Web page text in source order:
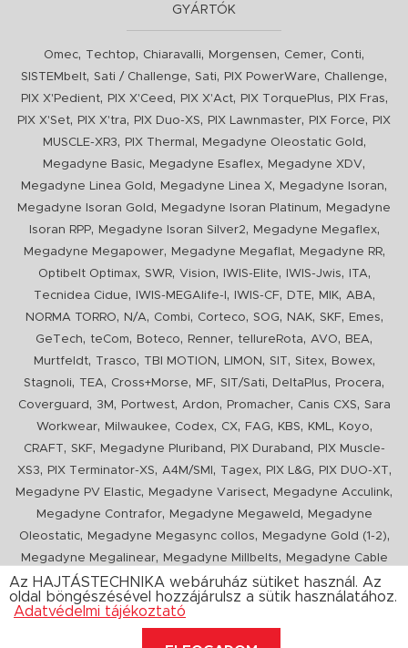
GYÁRTÓK
Omec, Techtop, Chiaravalli, Morgensen, Cemer, Conti,
SISTEMbelt, Sati / Challenge, Sati, PIX PowerWare, Challenge,
PIX X'Pedient, PIX X'Ceed , PIX X'Act, PIX TorquePlus, PIX Fras,
PIX X'Set, PIX X'tra, PIX Duo-XS, PIX Lawnmaster, PIX Force,
PIX
MUSCLE-XR3, PIX Thermal , Megadyne Oleostatic Gold ,
Megadyne Basic, Megadyne Esaflex, Megadyne XDV,
Megadyne Linea Gold , Megadyne Linea X, Megadyne Isoran,
Megadyne Isoran Gold , Megadyne Isoran Platinum,
Megadyne
Isoran RPP, Megadyne Isoran Silver2, Megadyne Megaflex,
Megadyne Megapower, Megadyne Megaflat, Megadyne RR,
Optibelt Optimax, SWR, Vision, IWIS-Elite, IWIS-Jwis, ITA,
Tecnidea Cidue, IWIS-MEGAlife-I , IWIS-CF, DTE, MIK, ABA,
NORMA TORRO, N/A, Combi, Corteco, SOG, NAK, SKF, Emes,
GeTech, teCom, Boteco, Renner, tellureRota, AVO, BEA,
Murtfeldt, Trasco, TBI MOTION , LIMON , SIT, Sitex, Bowex,
Stagnoli, TEA, Cross+Morse, MF, SIT/Sati, DeltaPlus, Procera,
Coverguard , 3M , Portwest, Ardon, Promacher, Canis CXS, Sara
Workwear, Milwaukee, Codex, CX, FAG, KBS, KML, Koyo,
CRAFT, SKF, Megadyne Pluriband , PIX Duraband ,
PIX Muscle-
XS3, PIX Terminator-XS, A4M/SMI , Tagex, PIX L&G, PIX DUO-XT,
Megadyne PV Elastic, Megadyne Varisect, Megadyne Acculink,
Megadyne Contrafor, Megadyne Megaweld ,
Megadyne
Oleostatic, Megadyne Megasync collos, Megadyne Gold (1-2),
Megadyne Megalinear, Megadyne Millbelts,
Megadyne Cable
Pull, PIX X'Ceed,Megadyne Pull Down, Optibelt VB,Mitsuboshi
ConCar,Megadyne Megarib ,PIX HARVESTER,Urgent
Az HAJTÁSTECHNIKA webáruház sütiket használ. Az
oldal böngészésével hozzájárulsz a sütik használatához.
Adatvédelmi tájékoztató